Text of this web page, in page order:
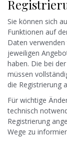
Sie können sich
Funktionen auf
Daten
jeweiligen
haben. Die bei
müssen
die Registrierung
Für wichtige
technisch
Registrierung
Wege zu